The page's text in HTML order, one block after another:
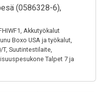
(0586328-6),
Akkutyökalut
Boxo USA ja työkalut,
T, Suutintestilaite,
Talpet 7 ja